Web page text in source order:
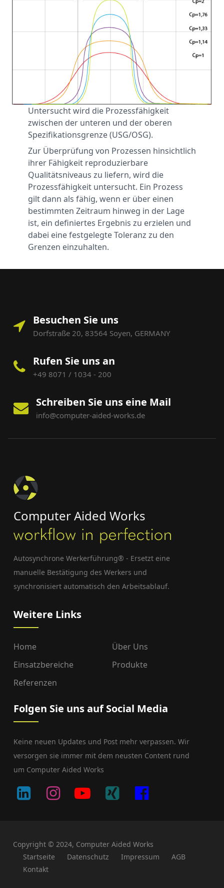
Untersucht wird die Prozessfähigkeit
zwischen der unteren und der oberen
Spezifikationsgrenze (USG/OSG).
Zur Überprüfung von Prozessen hinsichtlich
ihrer Fähigkeit reproduzierbare
Qualitätsniveaus zu liefern, wird die
Prozessfähigkeit untersucht. Ein Prozess
gilt dann als fähig, wenn er über einen
bestimmten Zeitraum hinweg in der Lage
ist, ein definiertes Ergebnis zu erzielen und
dabei eine festgelegte Toleranz zu den
Grenzen einzuhalten.
Besuchen Sie uns
Dorfstraße 20, 83564 Soyen, GERMANY
Rufen Sie uns an
+49 8071 / 1034 - 200
Schreiben Sie uns eine Mail
info@computer-aided-works.de
Computer Aided Works
Autosynchrone Werkerführung® - Ersetzt eine
manuelle Bestätigung des Werkers und
synchronisiert automatisch den Arbeitsablauf.
Weitere Links
Home
Über Uns
Einsatzbereiche
Produkte
Referenzen
Folgen Sie uns auf Social Media
Keine neuen Updates und Post mehr verpassen. Wir
versorgen sie immer mit dem neusten Content rund
um Computer Aided Works
Copyright © 2024, Computer Aided Works
Startseite
Datenschutz Impressum
AGB
Kontakt